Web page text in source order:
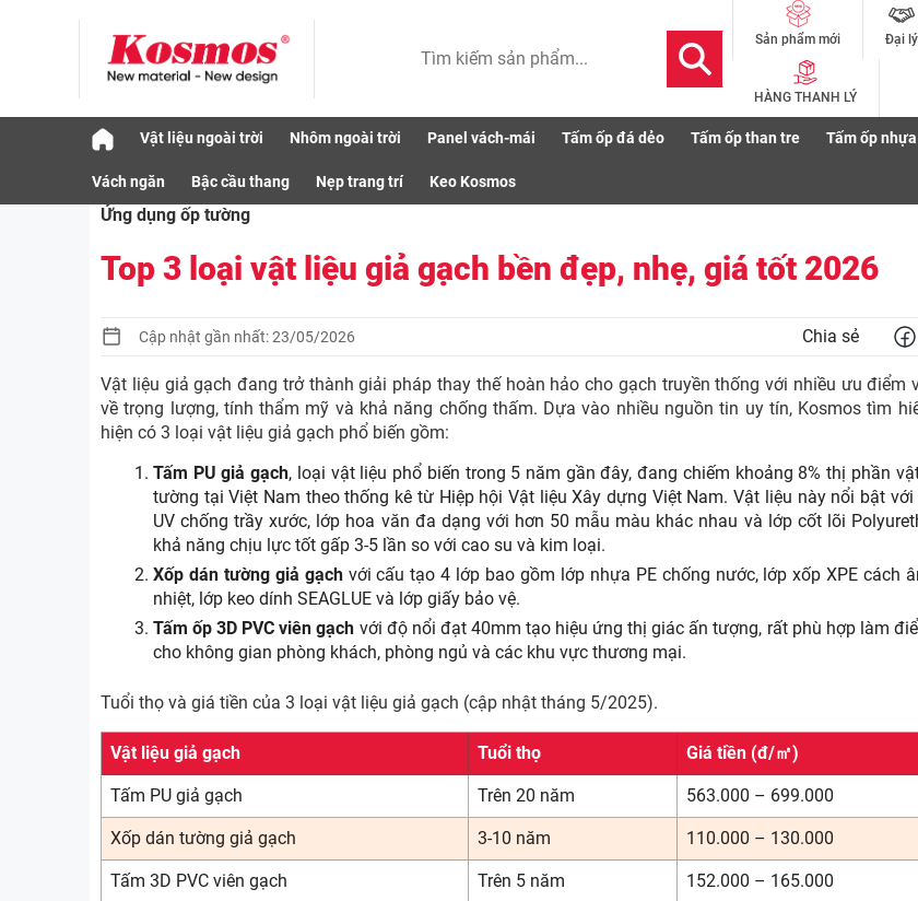
Sản phẩm mới Đại lý
HÀNG THANH LÝ
Vật liệu ngoài trời Nhôm ngoài trời Panel vách-mái Tấm ốp đá dẻo Tấm ốp than tre Tấm ốp nhựa
Vách ngăn Bậc cầu thang Nẹp trang trí Keo Kosmos
Ứng dụng ốp tường
Top 3 loại vật liệu giả gạch bền đẹp, nhẹ, giá tốt 2026
Cập nhật gần nhất: 23/05/2026 Chia sẻ
Vật liệu giả gạch đang trở thành giải pháp thay thế hoàn hảo cho gạch truyền thống với nhiều ưu điểm
về trọng lượng, tính thẩm mỹ và khả năng chống thấm. Dựa vào nhiều nguồn tin uy tín, Kosmos tìm
hiện có 3 loại vật liệu giả gạch phổ biến gồm:
Tấm PU giả gạch, loại vật liệu phổ biến trong 5 năm gần đây, đang chiếm khoảng 8% thị phần
tường tại Việt Nam theo thống kê từ Hiệp hội Vật liệu Xây dựng Việt Nam. Vật liệu này nổi bật với
UV chống trầy xước, lớp hoa văn đa dạng với hơn 50 mẫu màu khác nhau và lớp cốt lõi
khả năng chịu lực tốt gấp 3-5 lần so với cao su và kim loại.
Xốp dán tường giả gạchvới cấu tạo 4 lớp bao gồm lớp nhựa PE chống nước, lớp xốp XPE cách
nhiệt, lớp keo dính SEAGLUE và lớp giấy bảo vệ.
Tấm ốp 3D PVC viên gạch với độ nổi đạt 40mm tạo hiệu ứng thị giác ấn tượng, rất phù hợp làm
cho không gian phòng khách, phòng ngủ và các khu vực thương mại.
Tuổi thọ và giá tiền của 3 loại vật liệu giả gạch (cập nhật tháng 5/2025).
Vật liệu giả gạch Tuổi thọ Giá tiền (đ/㎡)
Tấm PU giả gạch Trên 20 năm 563.000 – 699.000
Xốp dán tường giả gạch 3-10 năm 110.000 – 130.000
Tấm 3D PVC viên gạch Trên 5 năm 152.000 – 165.000